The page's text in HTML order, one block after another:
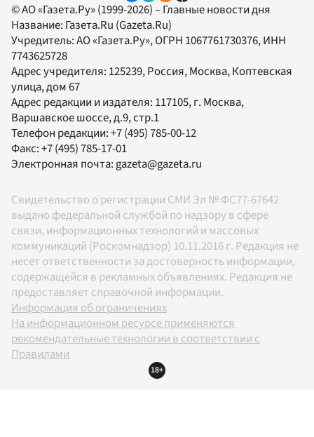
© АО «Газета.Ру» (1999-2026) – Главные новости дня
Название: Газета.Ru (Gazeta.Ru)
Учредитель:АО «Газета.Ру», ОГРН 1067761730376, ИНН
7743625728
Адрес учредителя: 125239, Россия, Москва, Коптевская
улица, дом 67
Адрес редакции и издателя: 117105, г. Москва,
Варшавское шоссе, д.9, стр.1
Телефон редакции:+7 (495) 785-00-12
Факс:+7 (495) 785-17-01
Электронная почта:gazeta@gazeta.ru
Свидетельство о регистрации СМИ Эл № ФС77-67642
выдано федеральной службой по надзору в сфере
связи, информационных технологий и массовых
коммуникаций (Роскомнадзор) 10.11.2016 г. Редакция не
несет ответственности за достоверность информации,
содержащейся в рекламных объявлениях. Редакция не
предоставляет справочной информации.
Информация об ограничениях
На информационном ресурсе применяются
рекомендательные технологии в соответствии с
Правилами
18+